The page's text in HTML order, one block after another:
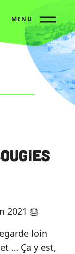
Mountain Riders souffle ses 20 bougies !
MENU
2021 🎂
loin
… Ça y est,